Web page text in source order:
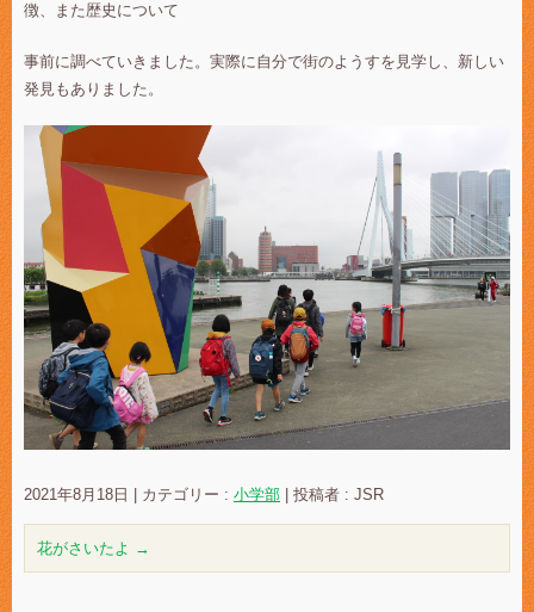
徴、また歴史について
事前に調べていきました。実際に自分で街のようすを見学し、新しい
発見もありました。
2021年8月18日 カテゴリー : 小学部 投稿者 : JSR
花がさいたよ →